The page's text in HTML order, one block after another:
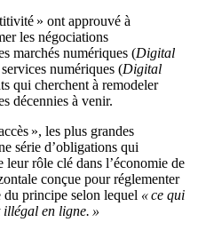
» ont approuvé à
les négociations
marchés numériques (Digital
numériques (Digital
qui cherchent à remodeler
décennies à venir.
», les plus grandes
série d’obligations qui
leur rôle clé dans l’économie de
conçue pour réglementer
du principe selon lequel « ce qui
illégal en ligne. »